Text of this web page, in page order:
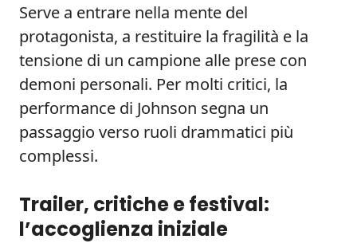
Serve a entrare nella mente del
protagonista, a restituire la fragilità e la
tensione di un campione alle prese con
demoni personali. Per molti critici, la
performance di Johnson segna un
passaggio verso ruoli drammatici più
complessi.
Trailer, critiche e festival:
l’accoglienza iniziale